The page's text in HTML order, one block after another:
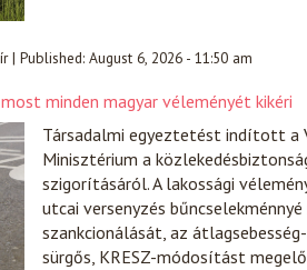
| Published: August 6, 2026 - 11:50 am
minden magyar véleményét kikéri
Társadalmi egyeztetést indított a
Minisztérium a
szigorításáról. A lakossági
utcai versenyzés
szankcionálását, az
sürgős, KRESZ-módosítást